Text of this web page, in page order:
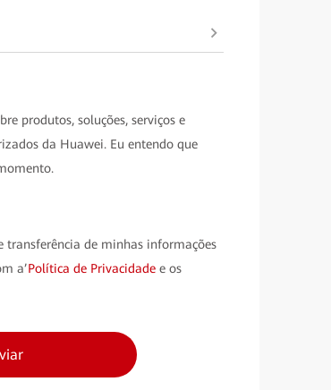
produtos, soluções, serviços e
da Huawei. Eu entendo que
transferência de minhas informações
a’Política de Privacidade e os